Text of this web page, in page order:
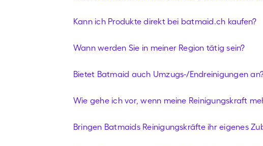
Kann ich Produkte direkt bei batmaid.ch kaufen?
Wann werden Sie in meiner Region tätig sein?
Bietet Batmaid auch Umzugs-/Endreinigungen
Wie gehe ich vor, wenn meine Reinigungskraft
Bringen Batmaids Reinigungskräfte ihr eigenes